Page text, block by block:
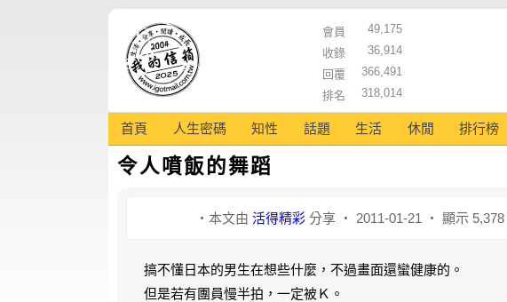
會員
49,175
收錄
36,914
回覆
366,491
排名
318,014
首頁 人生密碼 知性 話題 生活 休閒 排行榜
令人噴飯的舞蹈
‧本文由 活得精彩 分享 ‧ 2011-01-21 ‧ 顯示
搞不懂日本的男生在想些什麼，不過畫面還蠻健康的。
但是若有團員慢半拍，一定被Ｋ。